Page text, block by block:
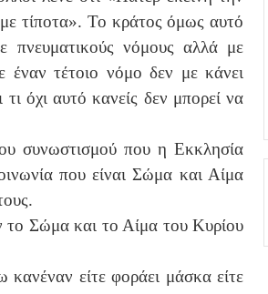
τίποτα». Το κράτος όμως αυτό
πνευματικούς νόμους αλλά με
τέτοιο νόμο δεν με κάνει
όχι αυτό κανείς δεν μπορεί να
συνωστισμού που η Εκκλησία
που είναι Σώμα και Αίμα
Σώμα και το Αίμα του Κυρίου
είτε φοράει μάσκα είτε